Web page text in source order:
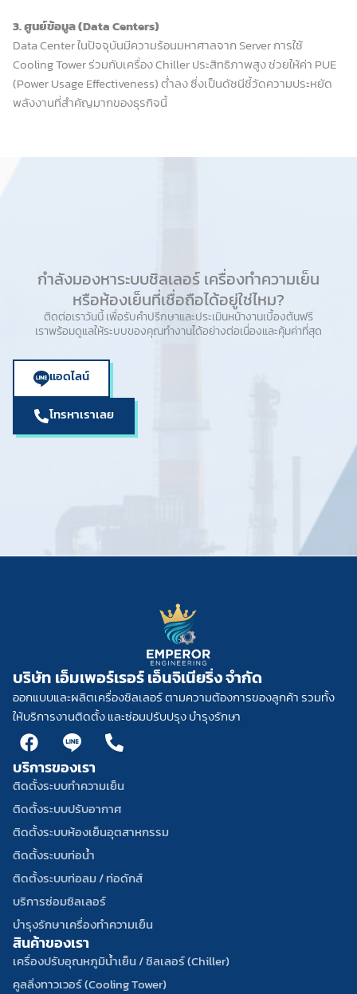
3. ศูนย์ข้อมูล (Data Centers)
Data Center ในปัจจุบันมีความร้อนมหาศาลจาก Server การใช้
Cooling Tower ร่วมกับเครื่อง Chiller ประสิทธิภาพสูง ช่วยให้ค่า PUE
(Power Usage Effectiveness) ต่ำลง ซึ่งเป็นดัชนีชี้วัดความประหยัด
พลังงานที่สำคัญมากของธุรกิจนี้
กำลังมองหาระบบชิลเลอร์ เครื่องทำความเย็น
หรือห้องเย็นที่เชื่อถือได้อยู่ใช่ไหม?
ติดต่อเราวันนี้ เพื่อรับคำปรึกษาและประเมินหน้างานเบื้องต้นฟรี
เราพร้อมดูแลให้ระบบของคุณทำงานได้อย่างต่อเนื่องและคุ้มค่าที่สุด
แอดไลน์
โทรหาเราเลย
บริษัท เอ็มเพอร์เรอร์ เอ็นจิเนียริ่ง จำกัด
ออกแบบและผลิตเครื่องชิลเลอร์ ตามความต้องการของลูกค้า รวมทั้ง
ให้บริการงานติดตั้ง และซ่อมปรับปรุง บำรุงรักษา
F
a
c
e
b
o
o
k
L
i
n
e
w
h
i
t
e
h
n
e
-
a
t
บริการของเรา
ติดตั้งระบบทำความเย็น
ติดตั้งระบบปรับอากาศ
ติดตั้งระบบห้องเย็นอุตสาหกรรม
ติดตั้งระบบท่อน้ำ
ติดตั้งระบบท่อลม / ท่อดักส์
บริการซ่อมซิลเลอร์
บำรุงรักษาเครื่องทำความเย็น
สินค้าของเรา
เครื่องปรับอุณหภูมิน้ำเย็น / ชิลเลอร์ (Chiller)
คูลลิ่งทาวเวอร์ (Cooling Tower)